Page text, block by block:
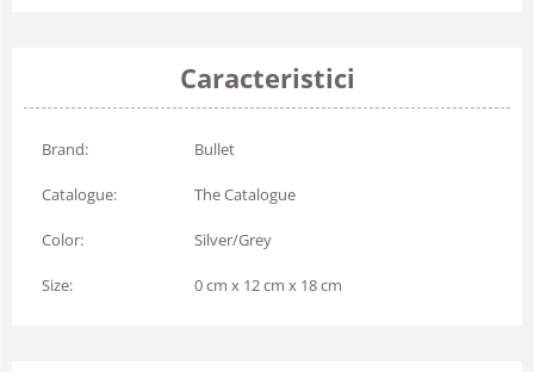
Caracteristici
Brand: Bullet
Catalogue: The Catalogue
Color: Silver/Grey
Size: 0 cm x 12 cm x 18 cm